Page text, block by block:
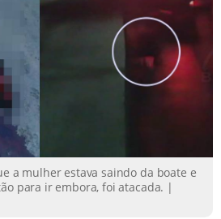
a mulher estava saindo da boate e
para ir embora, foi atacada. |